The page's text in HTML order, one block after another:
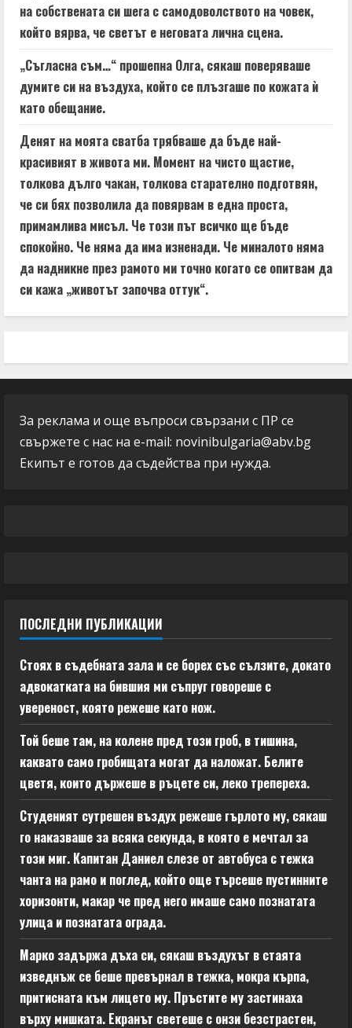
на собствената си шега с самодоволството на човек,
който вярва, че светът е неговата лична сцена.
„Съгласна съм…“ прошепна Олга, сякаш поверяваше
думите си на въздуха, който се плъзгаше по кожата ѝ
като обещание.
Денят на моята сватба трябваше да бъде най-
красивият в живота ми. Момент на чисто щастие,
толкова дълго чакан, толкова старателно подготвян,
че си бях позволила да повярвам в една проста,
примамлива мисъл. Че този път всичко ще бъде
спокойно. Че няма да има изненади. Че миналото няма
да надникне през рамото ми точно когато се опитвам да
си кажа „животът започва оттук“.
За реклама и още въпроси свързани с ПР се
свържете с нас на e-mail: novinibulgaria@abv.bg
Екипът е готов да съдейства при нужда.
ПОСЛЕДНИ ПУБЛИКАЦИИ
Стоях в съдебната зала и се борех със сълзите, докато
адвокатката на бившия ми съпруг говореше с
увереност, която режеше като нож.
Той беше там, на колене пред този гроб, в тишина,
каквато само гробищата могат да наложат. Белите
цветя, които държеше в ръцете си, леко трепереха.
Студеният сутрешен въздух режеше гърлото му, сякаш
го наказваше за всяка секунда, в която е мечтал за
този миг. Капитан Даниел слезе от автобуса с тежка
чанта на рамо и поглед, който още търсеше пустинните
хоризонти, макар че пред него имаше само познатата
улица и познатата ограда.
Марко задържа дъха си, сякаш въздухът в стаята
изведнъж се беше превърнал в тежка, мокра кърпа,
притисната към лицето му. Пръстите му застинаха
върху мишката. Екранът светеше с онзи безстрастен,